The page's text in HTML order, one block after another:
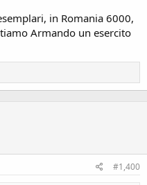
in Romania 6000,
Armando un esercito
#1,400